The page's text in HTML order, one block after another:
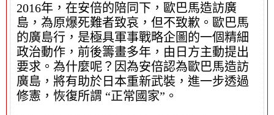
2016年，在安倍的陪同下，歐巴馬造訪廣
島，為原爆死難者致哀，但不致歉。歐巴馬
的廣島行，是極具軍事戰略企圖的一個精細
政治動作，前後籌畫多年，由日方主動提出
要求。為什麼呢？因為安倍認為歐巴馬造訪
廣島，將有助於日本重新武裝，進一步透過
修憲，恢復所謂 “正常國家”。